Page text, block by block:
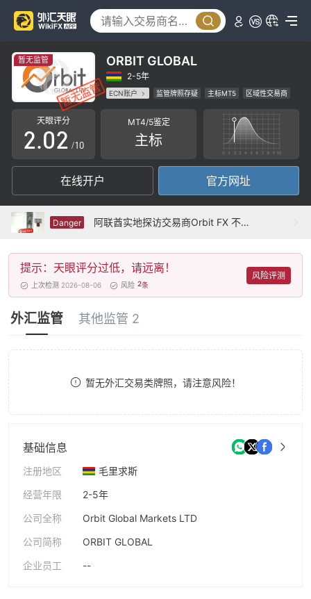
暂无监管 ORBIT GLOBAL
2-5年
ECN账户 监管牌照存疑 主标MT5
区域性交易商
高级风险隐患
天眼评分
0
1
2
3
4
5
6
7
8
9
.0
1
2
3
4
5
6
7
0
1
2
3
4
5
6
7
8
9
/10
MT4/5鉴定
主标
在线开户 官方网址
Danger 阿联酋实地探访交易商Orbit FX 不存在真实展业场所
提示：天眼评分过低，请远离！
上次检测 2026-08-06 风险 2条
风险评测
外汇监管 其他监管 2
暂无外汇交易类牌照，请注意风险！
基础信息
注册地区
毛里求斯
经营年限
2-5年
公司全称
Orbit Global Markets LTD
公司简称
ORBIT GLOBAL
企业员工
--